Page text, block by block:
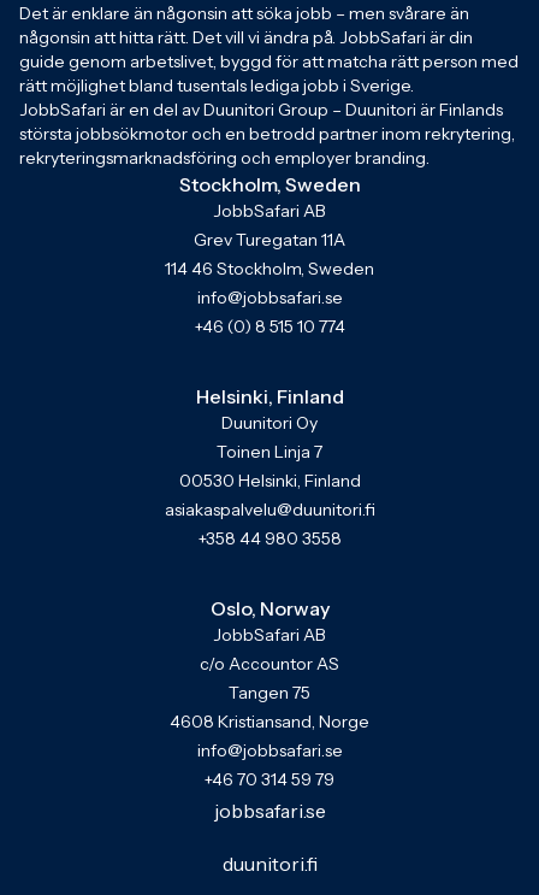
Det är enklare än någonsin att söka jobb – men svårare än
någonsin att hitta rätt. Det vill vi ändra på. JobbSafari är din
guide genom arbetslivet, byggd för att matcha rätt person med
rätt möjlighet bland tusentals lediga jobb i Sverige.
JobbSafari är en del av Duunitori Group – Duunitori är Finlands
största jobbsökmotor och en betrodd partner inom rekrytering,
rekryteringsmarknadsföring och employer branding.
Stockholm, Sweden
JobbSafari AB
Grev Turegatan 11A
114 46 Stockholm, Sweden
info@jobbsafari.se
+46 (0) 8 515 10 774
Helsinki, Finland
Duunitori Oy
Toinen Linja 7
00530 Helsinki, Finland
asiakaspalvelu@duunitori.fi
+358 44 980 3558
Oslo, Norway
JobbSafari AB
c/o Accountor AS
Tangen 75
4608 Kristiansand, Norge
info@jobbsafari.se
+46 70 314 59 79
jobbsafari.se
duunitori.fi